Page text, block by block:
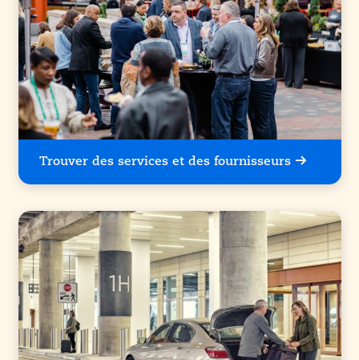
Trouver des services et des fournisseurs